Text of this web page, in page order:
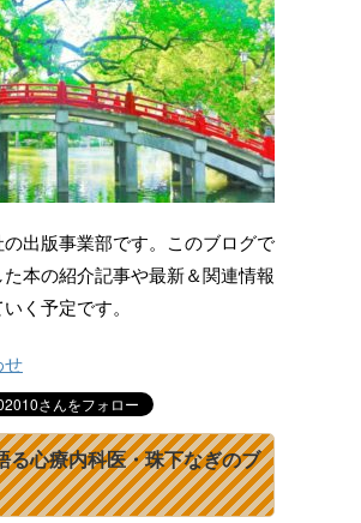
出版事業部です。このブログで
本の紹介記事や最新＆関連情報
く予定です。
せ
る心療内科医・珠下なぎのブ